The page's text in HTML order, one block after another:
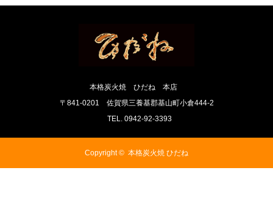
本格炭火焼 ひだね 本店
〒841-0201 佐賀県三養基郡基山町小倉444-2
TEL. 0942-92-3393
Copyright © 本格炭火焼 ひだね